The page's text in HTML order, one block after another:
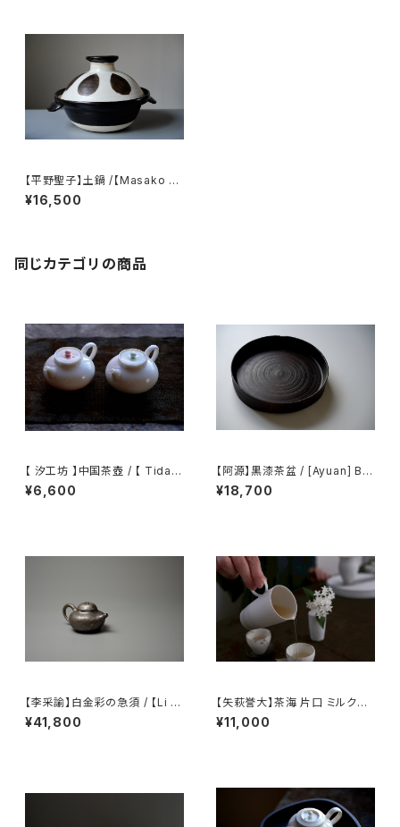
【平野聖子】土鍋 /【Masako Hi
rano】clay pot
¥16,500
同じカテゴリの商品
【 汐工坊 】中国茶壺 / 【 Tidal
Atelier 】Chinese teapot
¥6,600
【阿源】黒漆茶盆 / [Ayuan] Bla
ck Lacquer Tea Tray
¥18,700
【李采諭】白金彩の急須 / 【Li C
aiyu】Platinum Decoration t
eapot
¥41,800
【矢萩誉大】茶海 片口 ミルクピ
ッチャー / 【Takahiro Yahagi】
Fair cup Katakuchi Milk pit
¥11,000